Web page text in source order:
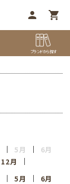
person shopping_cart
ブランドから探す
5月
6月
12月
5月
6月